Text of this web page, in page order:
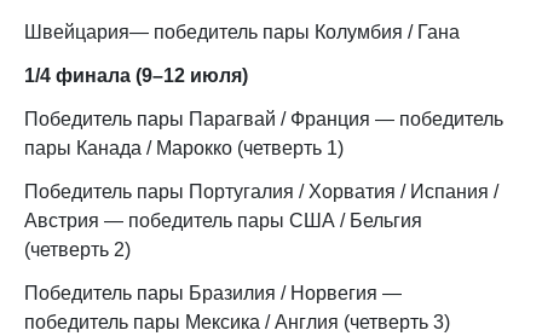
Швейцария— победитель пары Колумбия / Гана
1/4 финала (9–12 июля)
Победитель пары Парагвай / Франция — победитель
пары Канада / Марокко (четверть 1)
Победитель пары Португалия / Хорватия / Испания /
Австрия — победитель пары США / Бельгия
(четверть 2)
Победитель пары Бразилия / Норвегия —
победитель пары Мексика / Англия (четверть 3)